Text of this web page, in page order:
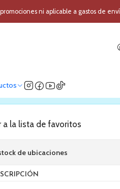
ni aplicable a gastos de
SR300E
a la lista de favoritos
de ubicaciones